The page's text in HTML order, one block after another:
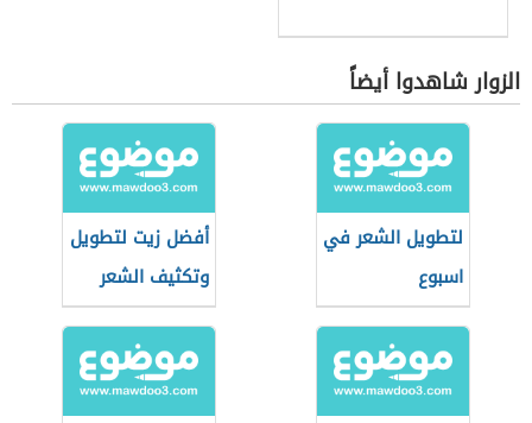
الزوار شاهدوا أيضاً
لتطويل الشعر في
اسبوع
أفضل زيت لتطويل
وتكثيف الشعر